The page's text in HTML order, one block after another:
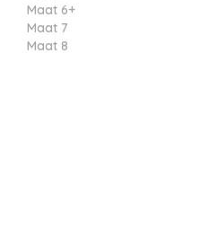
Maat 6+
Maat 7
Maat 8